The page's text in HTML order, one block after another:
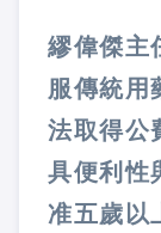
繆偉傑主
服傳統用
法取得公
具便利性
准五歲以